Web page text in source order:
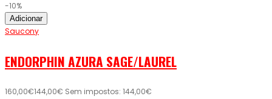
-10%
Adicionar
Saucony
ENDORPHIN AZURA SAGE/LAUREL
160,00€144,00€ Sem impostos: 144,00€